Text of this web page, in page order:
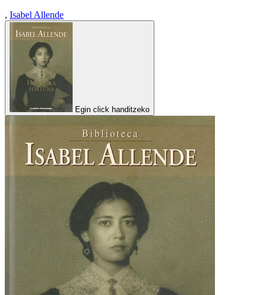
, Isabel Allende
Egin click handitzeko